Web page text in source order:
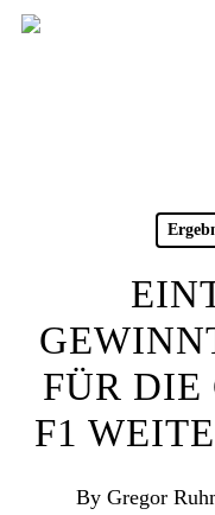
Skip
FÜR DIE
F1
By Gregor